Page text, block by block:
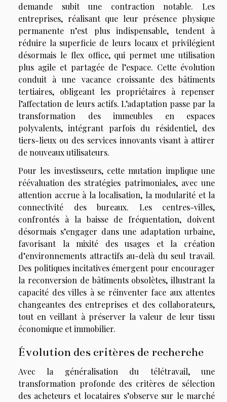
demande subit une contraction notable. Les
entreprises, réalisant que leur présence physique
permanente n’est plus indispensable, tendent à
réduire la superficie de leurs locaux et privilégient
désormais le flex office, qui permet une utilisation
plus agile et partagée de l’espace. Cette évolution
conduit à une vacance croissante des bâtiments
tertiaires, obligeant les propriétaires à repenser
l’affectation de leurs actifs. L’adaptation passe par la
transformation des immeubles en espaces
polyvalents, intégrant parfois du résidentiel, des
tiers-lieux ou des services innovants visant à attirer
de nouveaux utilisateurs.
Pour les investisseurs, cette mutation implique une
réévaluation des stratégies patrimoniales, avec une
attention accrue à la localisation, la modularité et la
connectivité des bureaux. Les centres-villes,
confrontés à la baisse de fréquentation, doivent
désormais s’engager dans une adaptation urbaine,
favorisant la mixité des usages et la création
d’environnements attractifs au-delà du seul travail.
Des politiques incitatives émergent pour encourager
la reconversion de bâtiments obsolètes, illustrant la
capacité des villes à se réinventer face aux attentes
changeantes des entreprises et des collaborateurs,
tout en veillant à préserver la valeur de leur tissu
économique et immobilier.
Évolution des critères de recherche
Avec la généralisation du télétravail, une
transformation profonde des critères de sélection
des acheteurs et locataires s’observe sur le marché